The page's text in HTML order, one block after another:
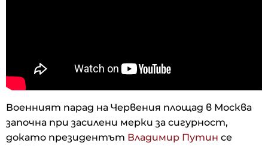
Военният парад на Червения площад в Москва
започна при засилени мерки за сигурност,
докато президентът Владимир Путин се